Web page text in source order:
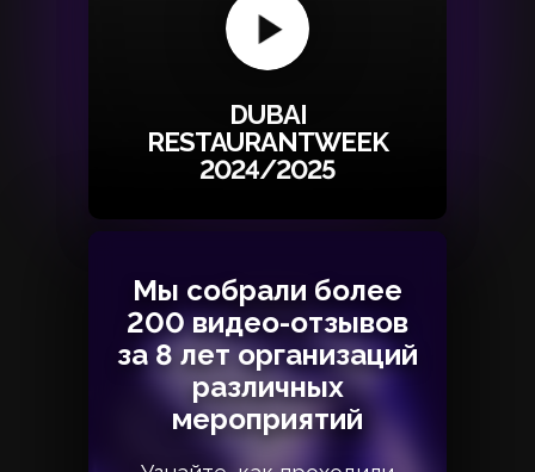
DUBAI
RESTAURANTWEEK
2024/2025
Мы собрали более
200 видео-отзывов
за 8 лет организаций
различных
мероприятий
Мы собрали более
200 видео-отзывов
за 8 лет организаций
различных
мероприятий